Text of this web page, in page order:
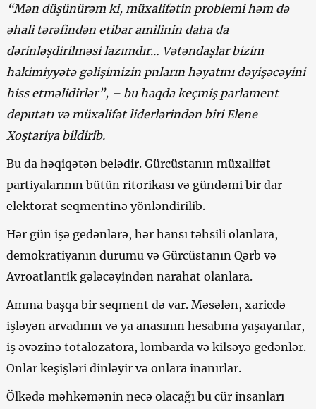
“Mən düşünürəm ki, müxalifətin problemi həm də
əhali tərəfindən etibar amilinin daha da
dərinləşdirilməsi lazımdır… Vətəndaşlar bizim
hakimiyyətə gəlişimizin pnların həyatını dəyişəcəyini
hiss etməlidirlər”, – bu haqda keçmiş parlament
deputatı və müxalifət liderlərindən biri Elene
Xoştariya bildirib.
Bu da həqiqətən belədir. Gürcüstanın müxalifət
partiyalarının bütün ritorikası və gündəmi bir dar
elektorat seqmentinə yönləndirilib.
Hər gün işə gedənlərə, hər hansı təhsili olanlara,
demokratiyanın durumu və Gürcüstanın Qərb və
Avroatlantik gələcəyindən narahat olanlara.
Amma başqa bir seqment də var. Məsələn, xaricdə
işləyən arvadının və ya anasının hesabına yaşayanlar,
iş əvəzinə totalozatora, lombarda və kilsəyə gedənlər.
Onlar keşişləri dinləyir və onlara inanırlar.
Ölkədə məhkəmənin necə olacağı bu cür insanları